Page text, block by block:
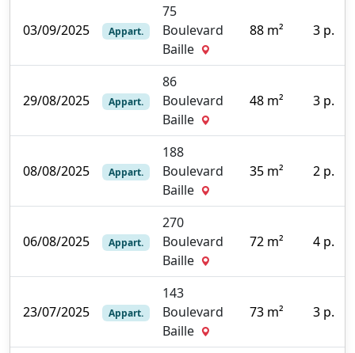
03/09/2025 Appart.
75
Boulevard
Baille
88 m² 3 p.
29/08/2025 Appart.
86
Boulevard
Baille
48 m² 3 p.
08/08/2025 Appart.
188
Boulevard
Baille
35 m² 2 p.
06/08/2025 Appart.
270
Boulevard
Baille
72 m² 4 p.
23/07/2025 Appart.
143
Boulevard
Baille
73 m² 3 p.